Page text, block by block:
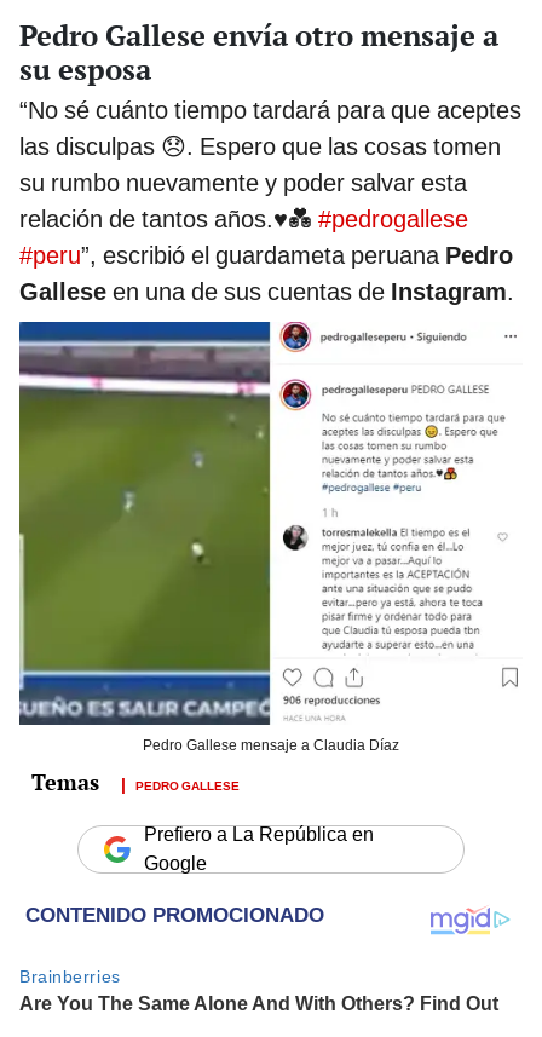
Pedro Gallese envía otro mensaje a
su esposa
“No sé cuánto tiempo tardará para que aceptes
las disculpas 😞. Espero que las cosas tomen
su rumbo nuevamente y poder salvar esta
relación de tantos años.♥️💑 #pedrogallese
#peru”, escribió el guardameta peruana Pedro
Gallese en una de sus cuentas de Instagram.
Pedro Gallese mensaje a Claudia Díaz
PEDRO GALLESE
Prefiero a La República en
Google